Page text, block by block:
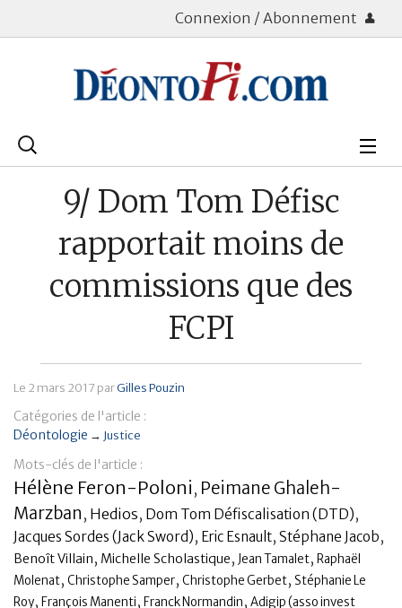
Connexion / Abonnement
Rechercher
Déontologie
Placements
Immobilier
Banque
9/ Dom Tom Défisc
rapportait moins de
commissions que des
FCPI
Le 2 mars 2017 parGilles Pouzin
Catégories de l'article :
Déontologie → Justice
Mots-clés de l'article :
Hélène Feron-Poloni , Peimane Ghaleh-
Marzban , Hedios, Dom Tom Défiscalisation (DTD),
Jacques Sordes (Jack Sword), Eric Esnault, Stéphane Jacob,
Benoît Villain, Michelle Scholastique, Jean Tamalet, Raphaël
Molenat, Christophe Samper, Christophe Gerbet, Stéphanie Le
Roy, François Manenti, Franck Normandin, Adigip (asso invest